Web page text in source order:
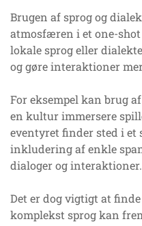
Brugen af sprog og
atmosfæren i et one-
lokale sprog eller
og gøre interaktioner
For eksempel kan brug
en kultur immersere
eventyret finder sted i et
inkludering af enkle
dialoger og interaktioner.
Det er dog vigtigt at
komplekst sprog kan